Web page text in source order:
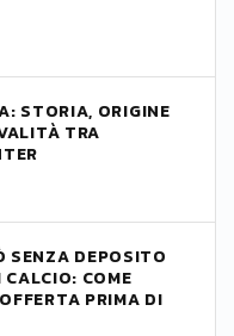
STORIA, ORIGINE
TRA
SENZA DEPOSITO
COME
PRIMA DI